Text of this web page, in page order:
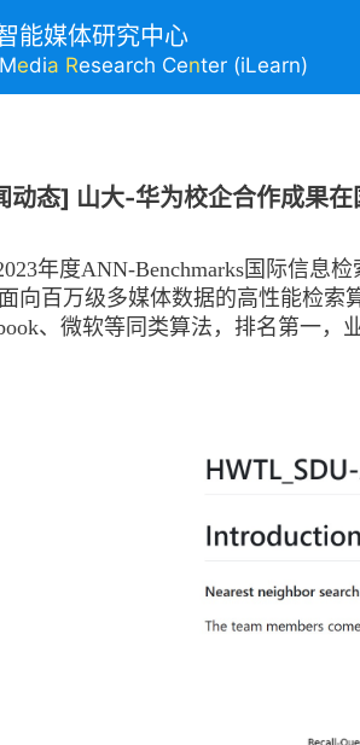
能媒体研究中心
edia Research Center (iLearn)
动态] 山大-华为校企合作成果
年度ANN-Benchmarks国际信息
向百万级多媒体数据的高性能检索
、微软等同类算法，排名第一，